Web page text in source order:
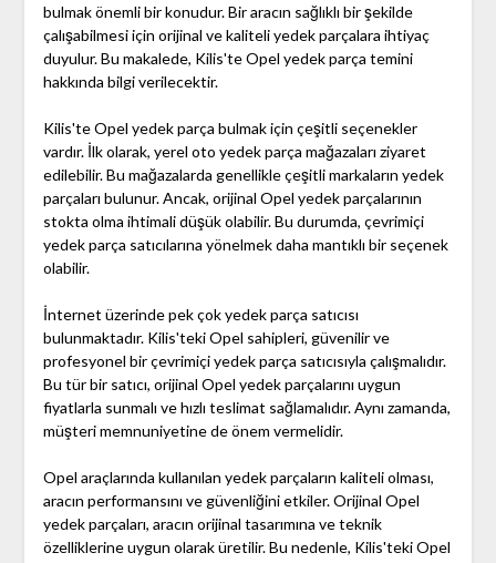
bulmak önemli bir konudur. Bir aracın sağlıklı bir şekilde
çalışabilmesi için orijinal ve kaliteli yedek parçalara ihtiyaç
duyulur. Bu makalede, Kilis'te Opel yedek parça temini
hakkında bilgi verilecektir.
Kilis'te Opel yedek parça bulmak için çeşitli seçenekler
vardır. İlk olarak, yerel oto yedek parça mağazaları ziyaret
edilebilir. Bu mağazalarda genellikle çeşitli markaların yedek
parçaları bulunur. Ancak, orijinal Opel yedek parçalarının
stokta olma ihtimali düşük olabilir. Bu durumda, çevrimiçi
yedek parça satıcılarına yönelmek daha mantıklı bir seçenek
olabilir.
İnternet üzerinde pek çok yedek parça satıcısı
bulunmaktadır. Kilis'teki Opel sahipleri, güvenilir ve
profesyonel bir çevrimiçi yedek parça satıcısıyla çalışmalıdır.
Bu tür bir satıcı, orijinal Opel yedek parçalarını uygun
fiyatlarla sunmalı ve hızlı teslimat sağlamalıdır. Aynı zamanda,
müşteri memnuniyetine de önem vermelidir.
Opel araçlarında kullanılan yedek parçaların kaliteli olması,
aracın performansını ve güvenliğini etkiler. Orijinal Opel
yedek parçaları, aracın orijinal tasarımına ve teknik
özelliklerine uygun olarak üretilir. Bu nedenle, Kilis'teki Opel